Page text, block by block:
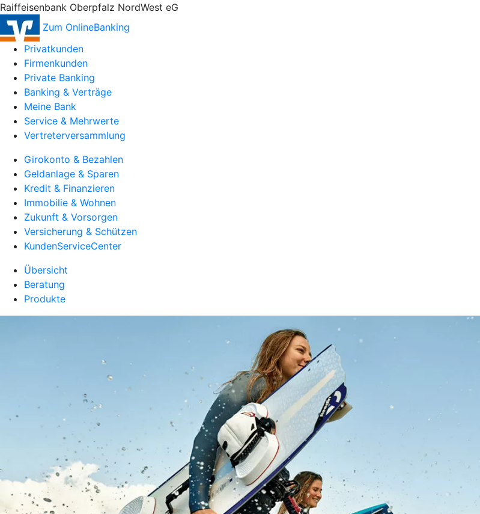
Raiffeisenbank Oberpfalz NordWest eG
Zum OnlineBanking
Privatkunden
Firmenkunden
Private Banking
Banking & Verträge
Meine Bank
Service & Mehrwerte
Vertreterversammlung
Girokonto & Bezahlen
Geldanlage & Sparen
Kredit & Finanzieren
Immobilie & Wohnen
Zukunft & Vorsorgen
Versicherung & Schützen
KundenServiceCenter
Übersicht
Beratung
Produkte